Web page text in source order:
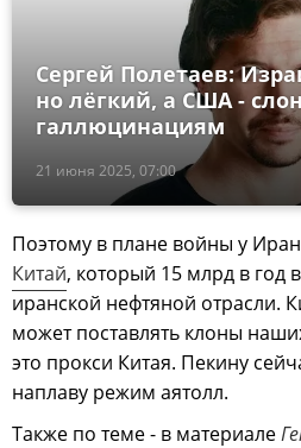
21 июня 2025, 07:00
Сергей Полетаев:
но лёгкий, а США -
галлюцинациям
Поэтому в плане войны у
Китай, который 15 млрд в год
иранской нефтяной отрасли.
может поставлять клоны
это прокси Китая. Пекину
наплаву режим аятолл.
Также по теме - в материале